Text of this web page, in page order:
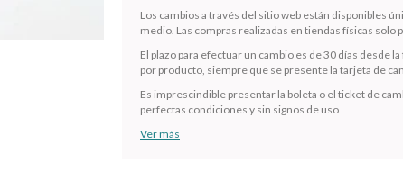
Los cambios a través del sitio web están disponibles
medio. Las compras realizadas en tiendas físicas solo
El plazo para efectuar un cambio es de 30 días desde
por producto, siempre que se presente la tarjeta de
Es imprescindible presentar la boleta o el ticket de
perfectas condiciones y sin signos de uso
Ver más